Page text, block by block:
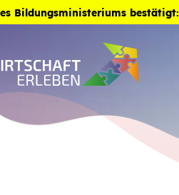
springen
Bildungsministeriums bestätigt: